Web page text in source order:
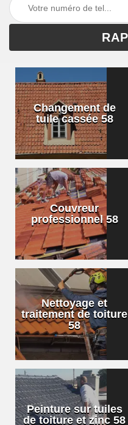
Changement de
tuile cassée 58
Couvreur
professionnel 58
Nettoyage et
traitement de toiture
58
Peinture sur tuiles
de toiture et zinc 58